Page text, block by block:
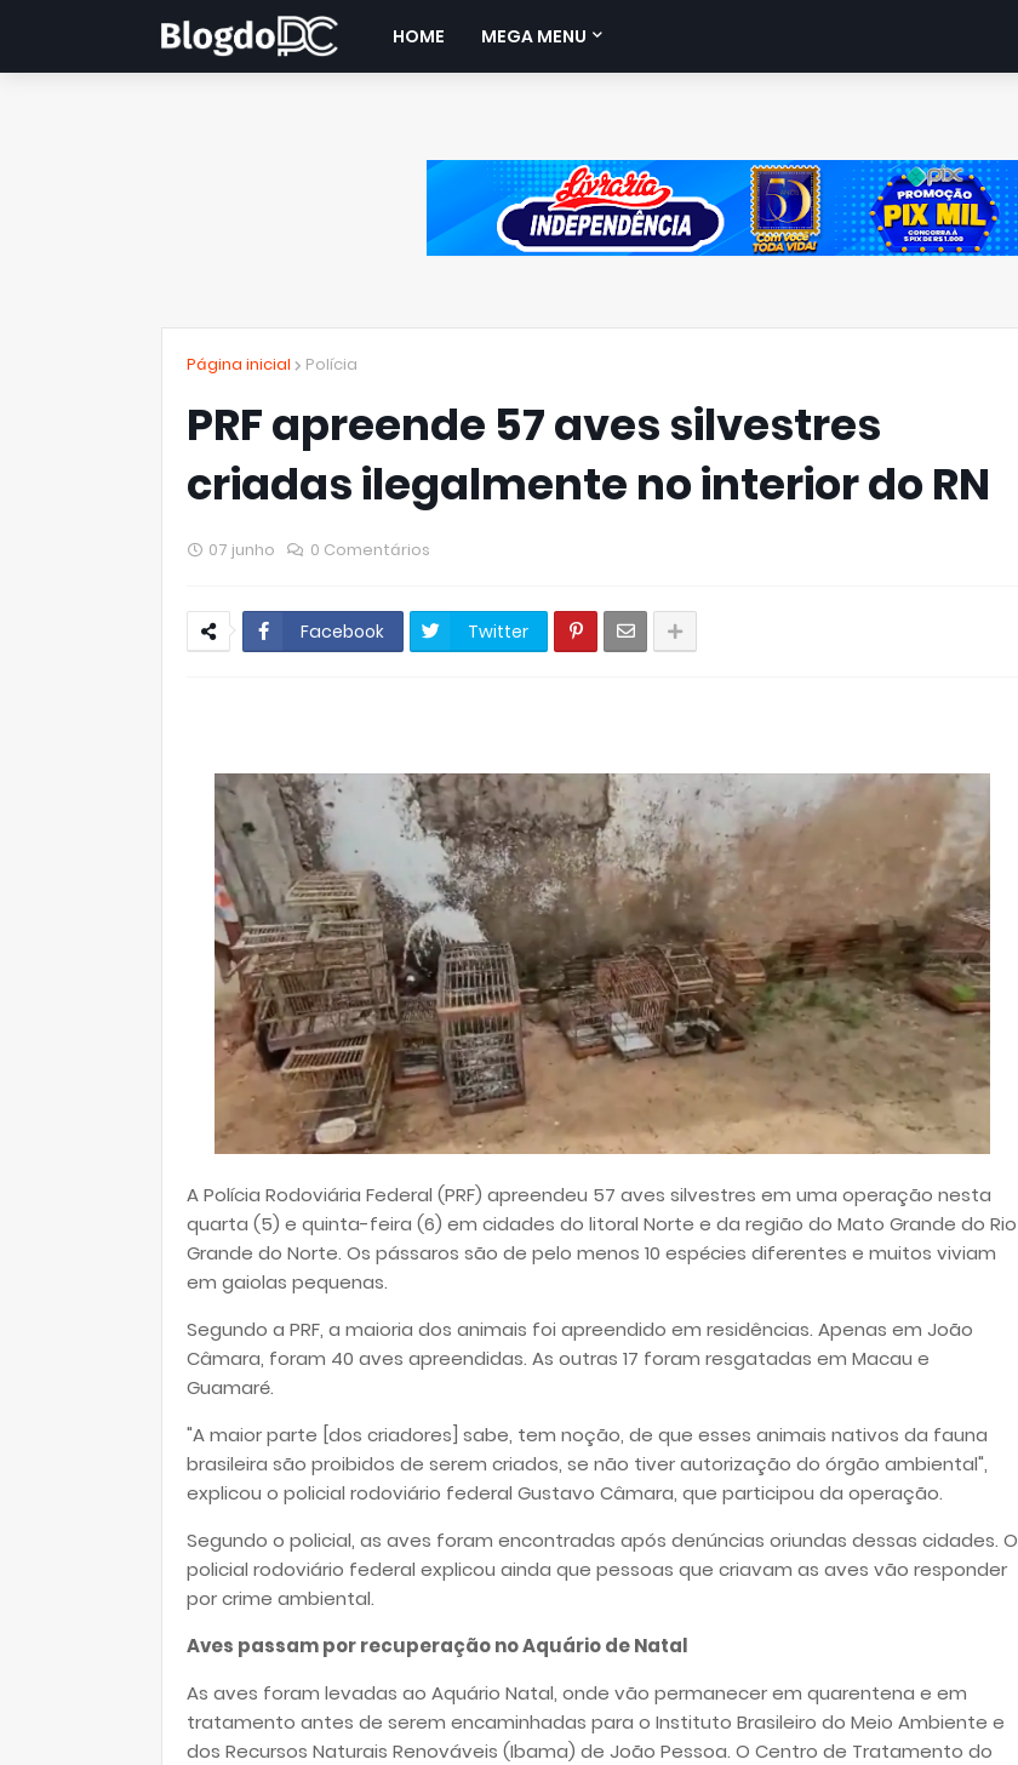
HOME MEGA MENU
Página inicial Polícia
PRF apreende 57 aves silvestres
criadas ilegalmente no interior do RN
07 junho 0 Comentários
Facebook Twitter
A Polícia Rodoviária Federal (PRF) apreendeu 57 aves silvestres em uma operação nesta
quarta (5) e quinta-feira (6) em cidades do litoral Norte e da região do Mato Grande do Rio
Grande do Norte. Os pássaros são de pelo menos 10 espécies diferentes e muitos viviam
em gaiolas pequenas.
Segundo a PRF, a maioria dos animais foi apreendido em residências. Apenas em João
Câmara, foram 40 aves apreendidas. As outras 17 foram resgatadas em Macau e
Guamaré.
"A maior parte [dos criadores] sabe, tem noção, de que esses animais nativos da fauna
brasileira são proibidos de serem criados, se não tiver autorização do órgão ambiental",
explicou o policial rodoviário federal Gustavo Câmara, que participou da operação.
Segundo o policial, as aves foram encontradas após denúncias oriundas dessas cidades. O
policial rodoviário federal explicou ainda que pessoas que criavam as aves vão responder
por crime ambiental.
Aves passam por recuperação no Aquário de Natal
As aves foram levadas ao Aquário Natal, onde vão permanecer em quarentena e em
tratamento antes de serem encaminhadas para o Instituto Brasileiro do Meio Ambiente e
dos Recursos Naturais Renováveis (Ibama) de João Pessoa. O Centro de Tratamento do